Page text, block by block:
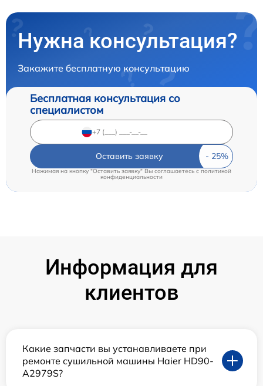
Нужна консультация?
Закажите бесплатную консультацию
Бесплатная консультация со
специалистом
Оставить заявку
Нажимая на кнопку "Оставить заявку" Вы соглашаетесь cполитикой
конфиденциальности
Информация для
клиентов
Какие запчасти вы устанавливаете при
ремонте сушильной машины Haier HD90-
A2979S?